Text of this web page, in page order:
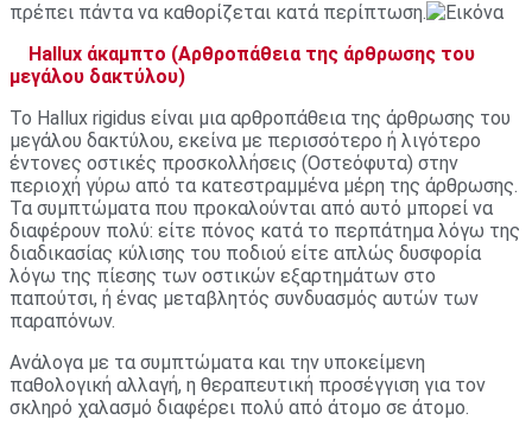
πρέπει πάντα να καθορίζεται κατά περίπτωση.
Hallux άκαμπτο (Αρθροπάθεια της άρθρωσης του
μεγάλου δακτύλου)
Το Hallux rigidus είναι μια αρθροπάθεια της άρθρωσης του
μεγάλου δακτύλου, εκείνα με περισσότερο ή λιγότερο
έντονες οστικές προσκολλήσεις (Οστεόφυτα) στην
περιοχή γύρω από τα κατεστραμμένα μέρη της άρθρωσης.
Τα συμπτώματα που προκαλούνται από αυτό μπορεί να
διαφέρουν πολύ: είτε πόνος κατά το περπάτημα λόγω της
διαδικασίας κύλισης του ποδιού είτε απλώς δυσφορία
λόγω της πίεσης των οστικών εξαρτημάτων στο
παπούτσι, ή ένας μεταβλητός συνδυασμός αυτών των
παραπόνων.
Ανάλογα με τα συμπτώματα και την υποκείμενη
παθολογική αλλαγή, η θεραπευτική προσέγγιση για τον
σκληρό χαλασμό διαφέρει πολύ από άτομο σε άτομο.